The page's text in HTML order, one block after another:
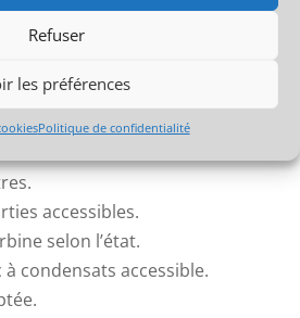
Refuser
les préférences
Politique de confidentialité
30 concerne le
intérieure
d’utilisation.
accessibles.
selon l’état.
condensats accessible.